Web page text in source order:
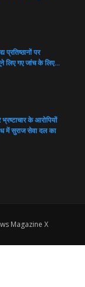
प्रतिष्ठानों पर
लिए गए जांच के लिए…
के आरोपियों
में सुराज सेवा दल का
Magazine X